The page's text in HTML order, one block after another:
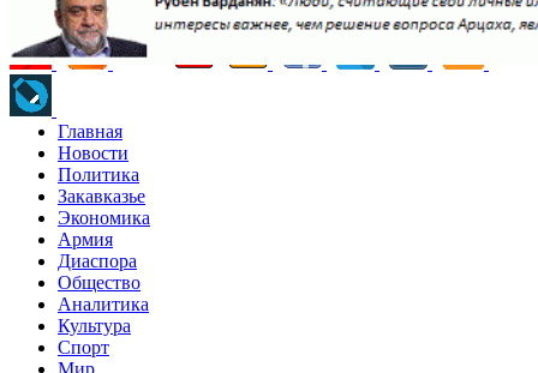
Главная
Новости
Политика
Закавказье
Экономика
Армия
Диаспора
Общество
Аналитика
Культура
Спорт
Мир